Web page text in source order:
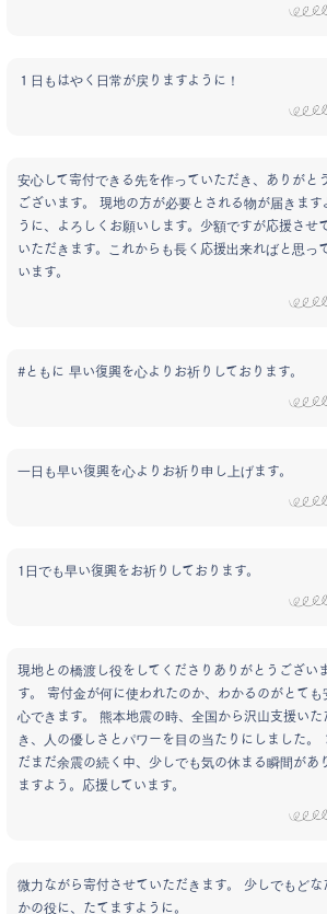
１日もはやく日常が戻りますように！
安心して寄付できる先を作っていただき、ありがとう
ございます。 現地の方が必要とされる物が届きます
うに、よろしくお願いします。少額ですが応援させ
いただきます。これからも長く応援出来ればと思っ
います。
#ともに 早い復興を心よりお祈りしております。
一日も早い復興を心よりお祈り申し上げます。
1日でも早い復興をお祈りしております。
現地との橋渡し役をしてくださりありがとうござい
す。 寄付金が何に使われたのか、わかるのがとても
心できます。 熊本地震の時、全国から沢山支援いた
き、人の優しさとパワーを目の当たりにしました。
だまだ余震の続く中、少しでも気の休まる瞬間があ
ますよう。応援しています。
微力ながら寄付させていただきます。 少しでもどな
かの役に、たてますように。